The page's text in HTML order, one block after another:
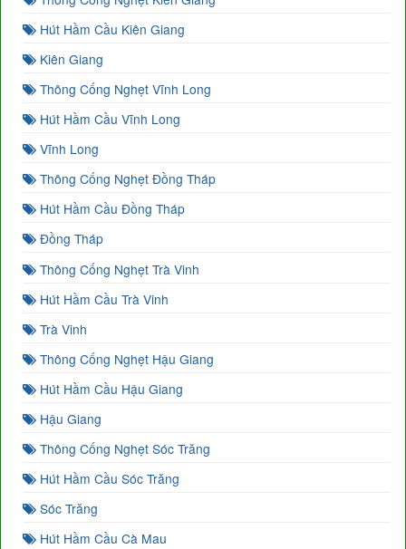
Hút Hầm Cầu Kiên Giang
Kiên Giang
Thông Cống Nghẹt Vĩnh Long
Hút Hầm Cầu Vĩnh Long
Vĩnh Long
Thông Cống Nghẹt Đồng Tháp
Hút Hầm Cầu Đồng Tháp
Đồng Tháp
Thông Cống Nghẹt Trà Vinh
Hút Hầm Cầu Trà Vinh
Trà Vinh
Thông Cống Nghẹt Hậu Giang
Hút Hầm Cầu Hậu Giang
Hậu Giang
Thông Cống Nghẹt Sóc Trăng
Hút Hầm Cầu Sóc Trăng
Sóc Trăng
Hút Hầm Cầu Cà Mau